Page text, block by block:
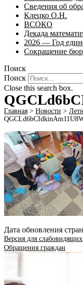
Сведения об
Клецко О.Н.
ВСОКО
Декада
2026 — Год
Сокращение
Поиск
Поиск
Close this search box.
Главная > Новости >
Дата обновления
Версия для слабовидящих
Обращения граждан